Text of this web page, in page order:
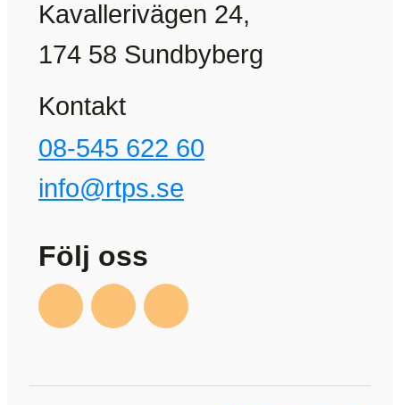
Kavallerivägen 24,
174 58 Sundbyberg
Kontakt
08-545 622 60
info@rtps.se
Följ oss